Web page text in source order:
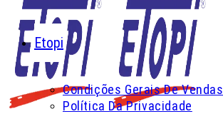
Etopi
Condições Gerais De Vendas
Política Da Privacidade